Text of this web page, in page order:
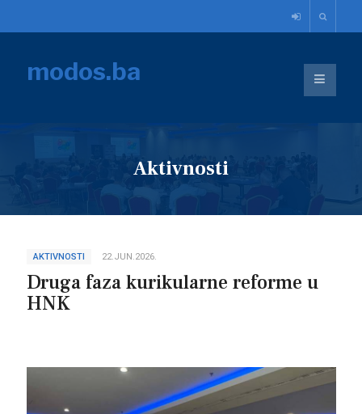
modos.ba
Aktivnosti
AKTIVNOSTI 22.JUN.2026.
Druga faza kurikularne reforme u
HNK